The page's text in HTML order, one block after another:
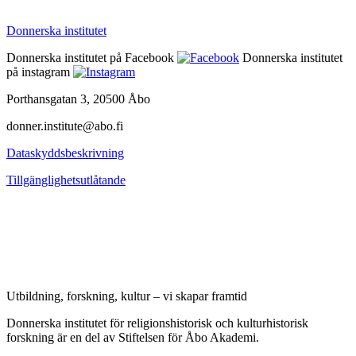
Donnerska institutet
Donnerska institutet på Facebook
Donnerska institutet
på instagram
Porthansgatan 3, 20500 Åbo
donner.institute@abo.fi
Dataskyddsbeskrivning
Tillgänglighetsutlåtande
Utbildning, forskning, kultur – vi skapar framtid
Donnerska institutet för religionshistorisk och kulturhistorisk
forskning är en del av Stiftelsen för Åbo Akademi.